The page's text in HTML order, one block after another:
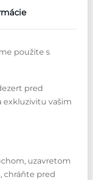
použite s
pred
exkluzivitu vašim
uzavretom
chráňte pred